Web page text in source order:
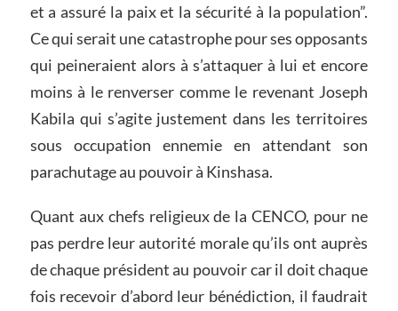
et a assuré la paix et la sécurité à la population”.
Ce qui serait une catastrophe pour ses opposants
qui peineraient alors à s’attaquer à lui et encore
moins à le renverser comme le revenant Joseph
Kabila qui s’agite justement dans les territoires
sous occupation ennemie en attendant son
parachutage au pouvoir à Kinshasa.
Quant aux chefs religieux de la CENCO, pour ne
pas perdre leur autorité morale qu’ils ont auprès
de chaque président au pouvoir car il doit chaque
fois recevoir d’abord leur bénédiction, il faudrait